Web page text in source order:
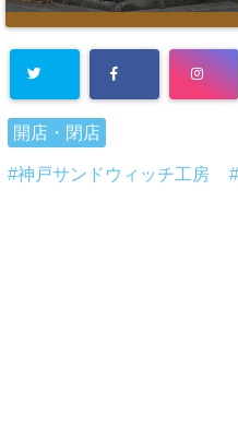
開店・閉店
神戸サンドウィッチ工房